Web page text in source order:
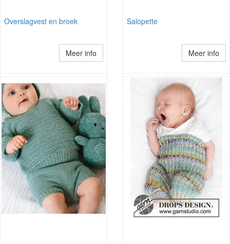
Overslagvest en broek
Meer info
Salopette
Meer info